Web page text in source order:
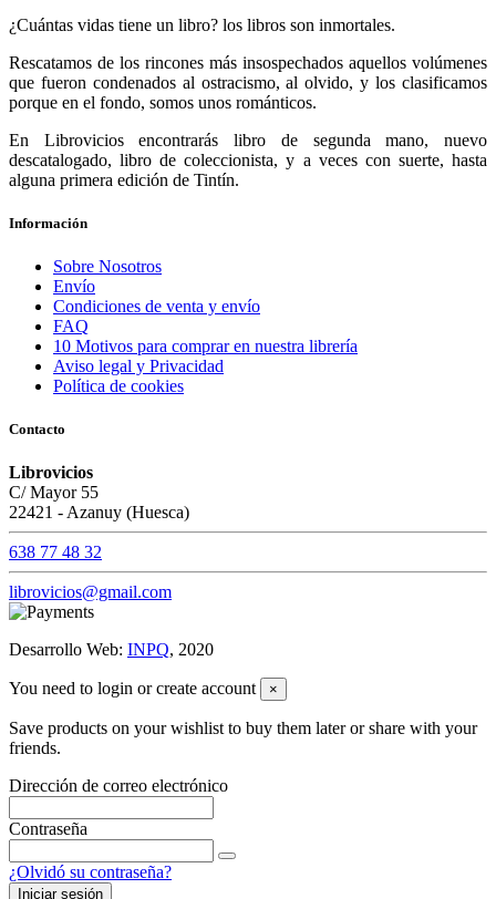
¿Cuántas vidas tiene un libro? los libros son inmortales.
Rescatamos de los rincones más insospechados aquellos volúmenes
que fueron condenados al ostracismo, al olvido, y los clasificamos
porque en el fondo, somos unos románticos.
En Librovicios encontrarás libro de segunda mano, nuevo
descatalogado, libro de coleccionista, y a veces con suerte, hasta
alguna primera edición de Tintín.
Información
Sobre Nosotros
Envío
Condiciones de venta y envío
FAQ
10 Motivos para comprar en nuestra librería
Aviso legal y Privacidad
Política de cookies
Contacto
Librovicios
C/ Mayor 55
22421 - Azanuy (Huesca)
638 77 48 32
librovicios@gmail.com
Desarrollo Web: INPQ, 2020
You need to login or create account ×
Save products on your wishlist to buy them later or share with your
friends.
Dirección de correo electrónico
Contraseña
¿Olvidó su contraseña?
Iniciar sesión